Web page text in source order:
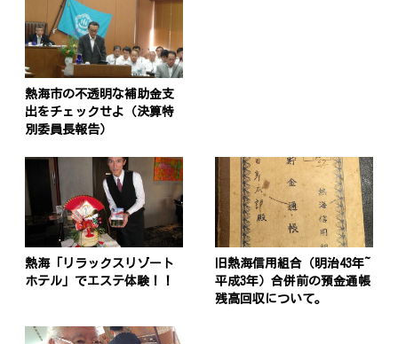
熱海市の不透明な補助金支
出をチェックせよ（決算特
別委員長報告）
熱海「リラックスリゾート
ホテル」でエステ体験！！
旧熱海信用組合（明治43年~
平成3年）合併前の預金通帳
残高回収について。